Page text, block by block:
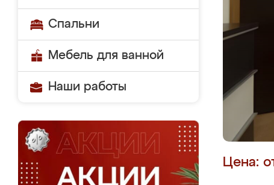
Спальни
Мебель для ванной
Наши работы
Цена: